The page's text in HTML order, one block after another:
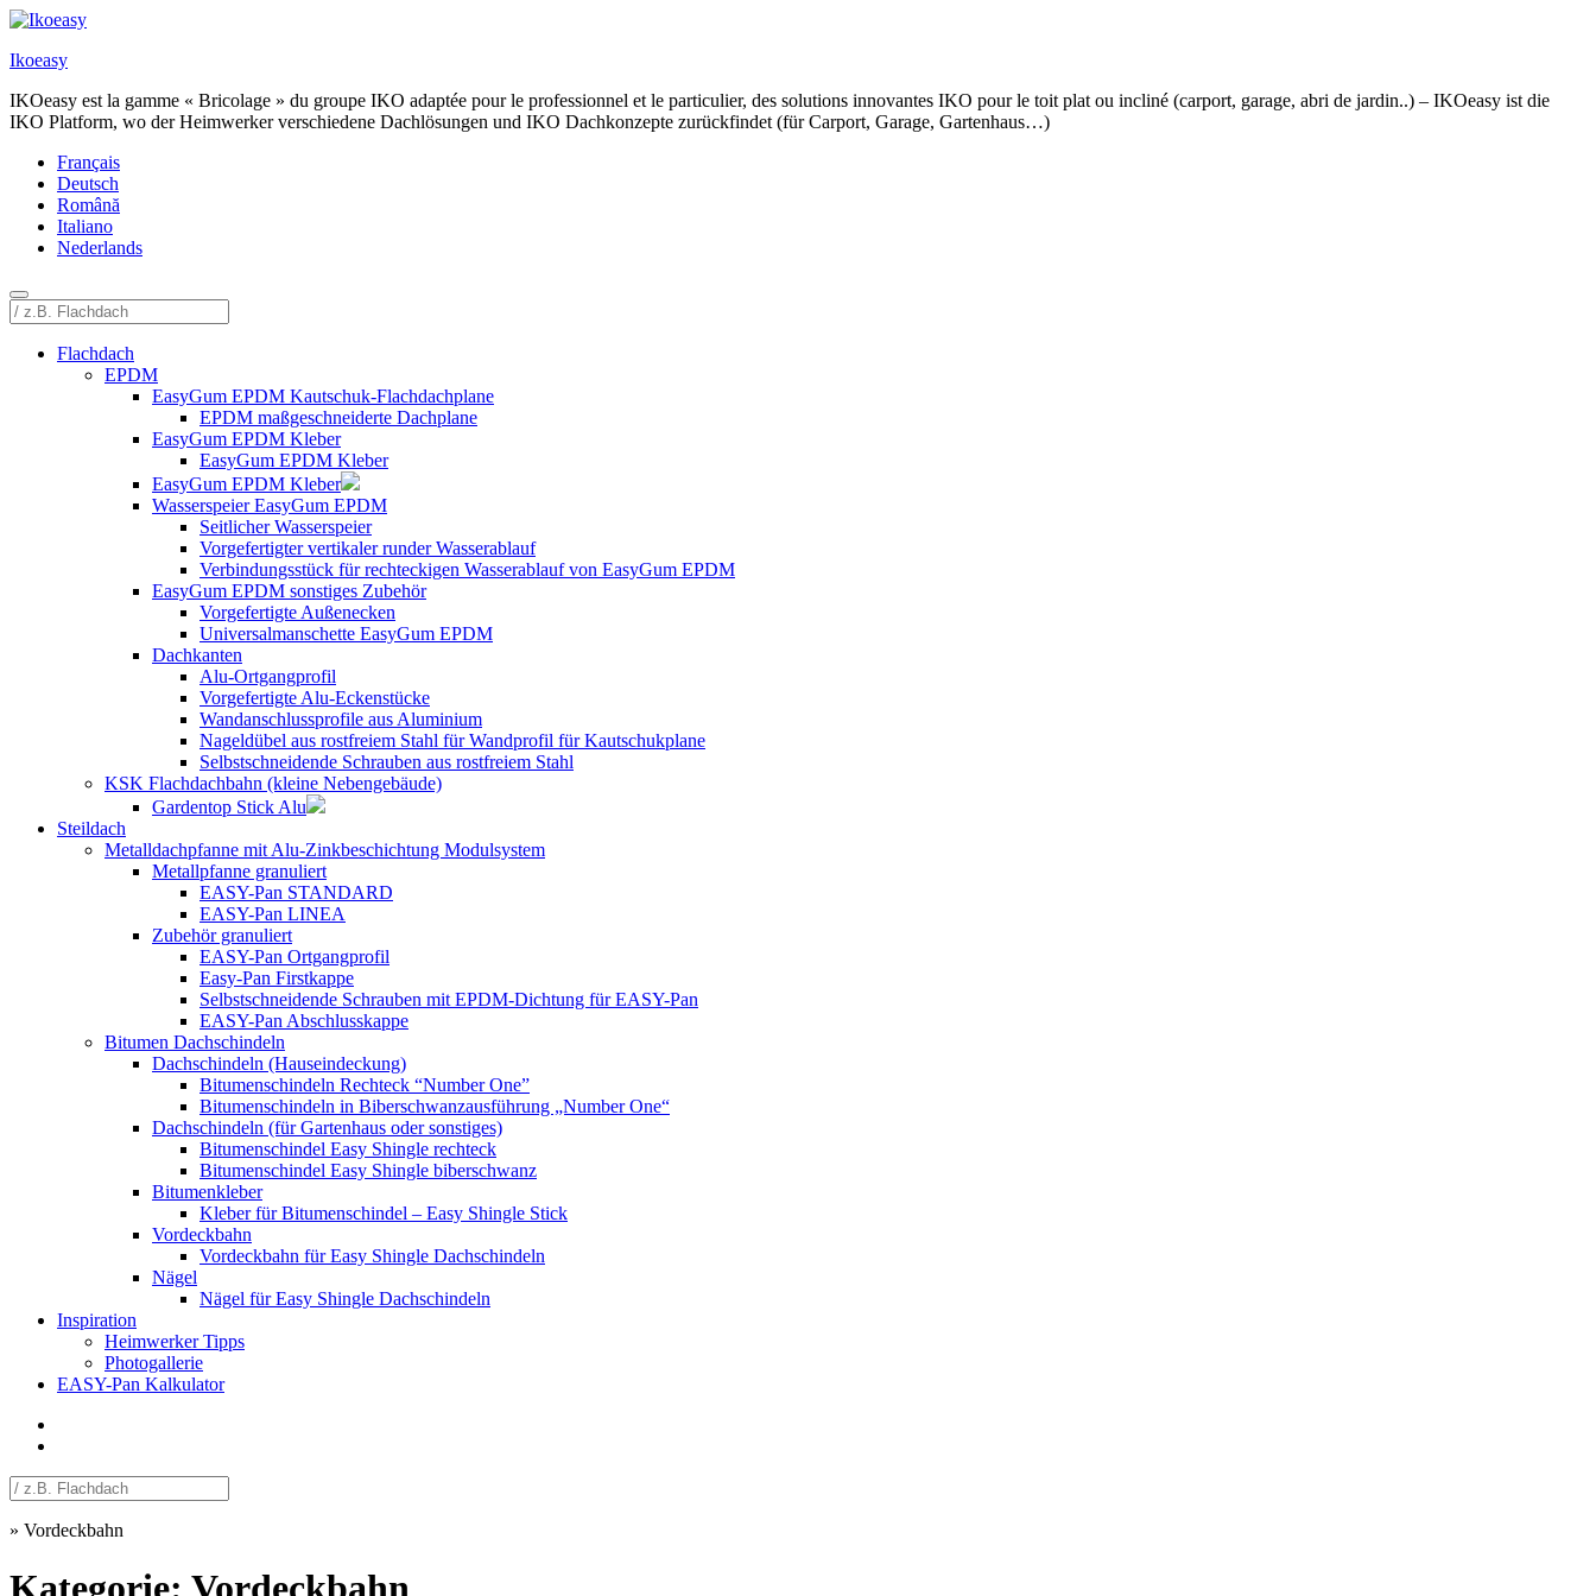
Zum
springen
Ikoeasy
IKOeasy est la gamme « Bricolage » du groupe IKO adaptée pour le professionnel et le particulier, des solutions innovantes IKO pour le toit plat ou incliné (carport, garage, abri de jardin..) – IKOeasy ist die
IKO Platform, wo der Heimwerker verschiedene Dachlösungen und IKO Dachkonzepte zurückfindet (für Carport, Garage, Gartenhaus…)
Français
Deutsch
Română
Italiano
Nederlands
Flachdach
EPDM
EasyGum EPDM Kautschuk-Flachdachplane
EPDM maßgeschneiderte Dachplane
EasyGum EPDM Kleber
EasyGum EPDM Kleber
EasyGum EPDM Kleber
Wasserspeier EasyGum EPDM
Seitlicher Wasserspeier
Vorgefertigter vertikaler runder Wasserablauf
Verbindungsstück für rechteckigen Wasserablauf von EasyGum EPDM
EasyGum EPDM sonstiges Zubehör
Vorgefertigte Außenecken
Universalmanschette EasyGum EPDM
Dachkanten
Alu-Ortgangprofil
Vorgefertigte Alu-Eckenstücke
Wandanschlussprofile aus Aluminium
Nageldübel aus rostfreiem Stahl für Wandprofil für Kautschukplane
Selbstschneidende Schrauben aus rostfreiem Stahl
KSK Flachdachbahn (kleine Nebengebäude)
Gardentop Stick Alu
Steildach
Metalldachpfanne mit Alu-Zinkbeschichtung Modulsystem
Metallpfanne granuliert
EASY-Pan STANDARD
EASY-Pan LINEA
Zubehör granuliert
EASY-Pan Ortgangprofil
Easy-Pan Firstkappe
Selbstschneidende Schrauben mit EPDM-Dichtung für EASY-Pan
EASY-Pan Abschlusskappe
Bitumen Dachschindeln
Dachschindeln (Hauseindeckung)
Bitumenschindeln Rechteck “Number One”
Bitumenschindeln in Biberschwanzausführung „Number One“
Dachschindeln (für Gartenhaus oder sonstiges)
Bitumenschindel Easy Shingle rechteck
Bitumenschindel Easy Shingle biberschwanz
Bitumenkleber
Kleber für Bitumenschindel – Easy Shingle Stick
Vordeckbahn
Vordeckbahn für Easy Shingle Dachschindeln
Nägel
Nägel für Easy Shingle Dachschindeln
Inspiration
Heimwerker Tipps
Photogallerie
EASY-Pan Kalkulator
» Vordeckbahn